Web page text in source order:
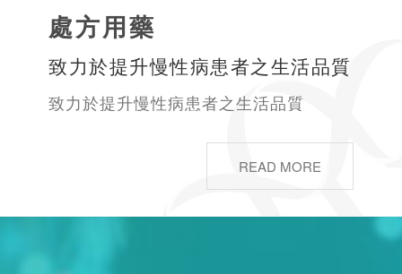
處方用藥
致力於提升慢性病患者之生活品質
致力於提升慢性病患者之生活品質
READ MORE